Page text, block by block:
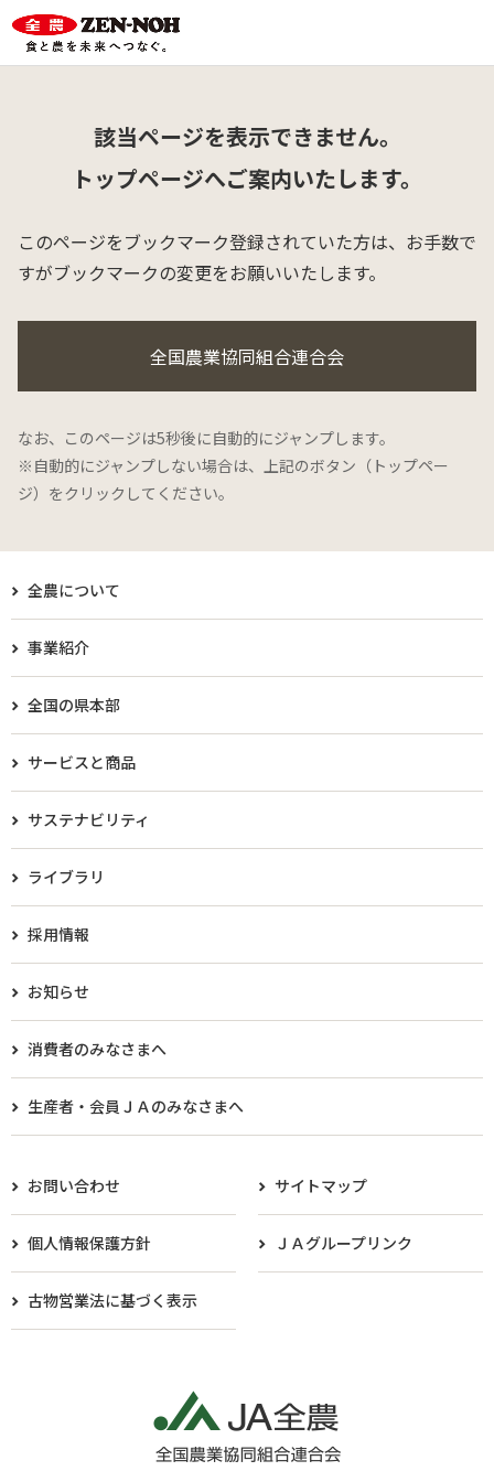
該当ページを表示できません。
トップページへご案内いたします。
このページをブックマーク登録されていた方は、 お手数で
すがブックマークの変更をお願いいたします。
全国農業協同組合連合会
なお、このページは5秒後に自動的にジャンプします。
※自動的にジャンプしない場合は、上記のボタン（トップペー
ジ）をクリックしてください。
全農について
事業紹介
全国の県本部
サービスと商品
サステナビリティ
ライブラリ
採用情報
お知らせ
消費者のみなさまへ
生産者・会員ＪＡのみなさまへ​
お問い合わせ サイトマップ
個人情報保護方針 ＪＡグループリンク
古物営業法に基づく表示